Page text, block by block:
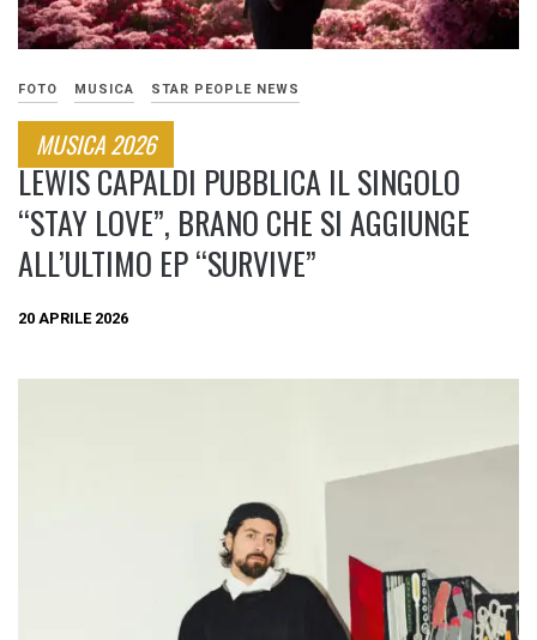
FOTO MUSICA STAR PEOPLE NEWS
MUSICA 2026
LEWIS CAPALDI PUBBLICA IL SINGOLO
“STAY LOVE”, BRANO CHE SI AGGIUNGE
ALL’ULTIMO EP “SURVIVE”
20 APRILE 2026